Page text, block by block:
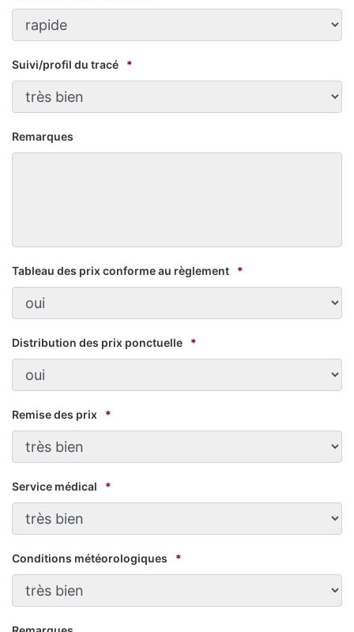
Suivi/profil du tracé *
Remarques
Tableau des prix conforme au règlement *
Distribution des prix ponctuelle *
Remise des prix *
Service médical *
Conditions météorologiques *